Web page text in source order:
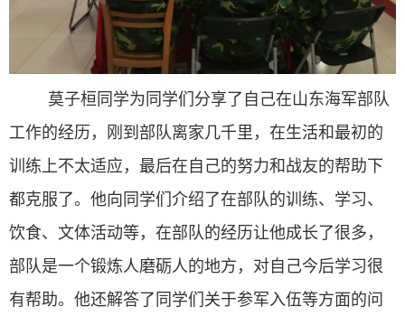
莫子桓同学为同学们分享了自己在山东海军部队
工作的经历，刚到部队离家几千里，在生活和最初的
训练上不太适应，最后在自己的努力和战友的帮助下
都克服了。他向同学们介绍了在部队的训练、学习、
饮食、文体活动等，在部队的经历让他成长了很多，
部队是一个锻炼人磨砺人的地方，对自己今后学习很
有帮助。他还解答了同学们关于参军入伍等方面的问